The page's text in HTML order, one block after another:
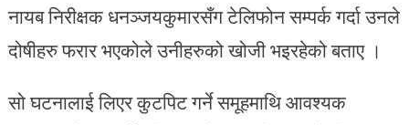
नायब निरीक्षक धनञ्जयकुमारसँग टेलिफोन सम्पर्क गर्दा उनले
दोषीहरु फरार भएकोले उनीहरुको खोजी भइरहेको बताए ।
सो घटनालाई लिएर कुटपिट गर्ने समूहमाथि आवश्यक